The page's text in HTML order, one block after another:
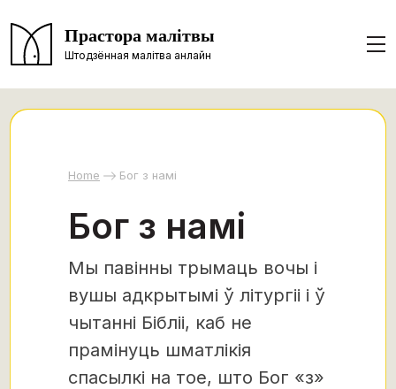
Прастора малітвы
Штодзённая малітва анлайн
Home Бог з намі
Бог з намі
Мы павінны трымаць вочы і
вушы адкрытымі ў літургіі і ў
чытанні Бібліі, каб не
прамінуць шматлікія
спасылкі на тое, што Бог «з»